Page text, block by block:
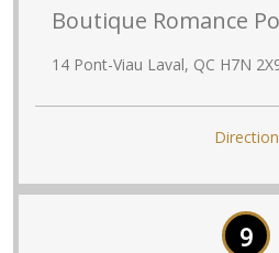
Boutique Romance
14 Pont-Viau Laval, QC H7N
Direction
9